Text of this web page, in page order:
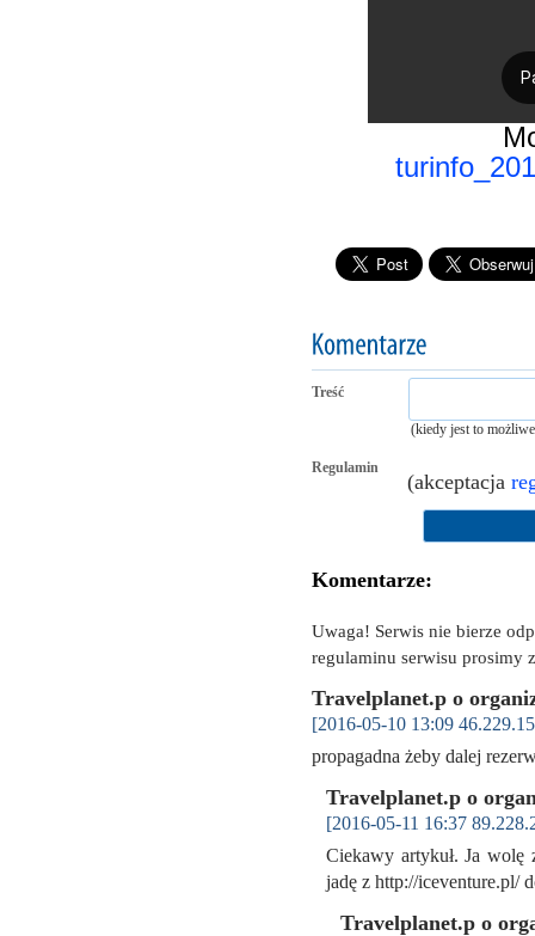
Treść
(kiedy jest to
Regulamin
(akceptacja
Komentarze:
Uwaga! Serwis nie bierze
regulaminu serwisu prosimy
Travelplanet.p o
[2016-05-10 13:09
propagadna żeby dalej
Travelplanet.p o
[2016-05-11 16:37
Ciekawy artykuł. Ja wolę
jadę z http://
Travelplanet.p o